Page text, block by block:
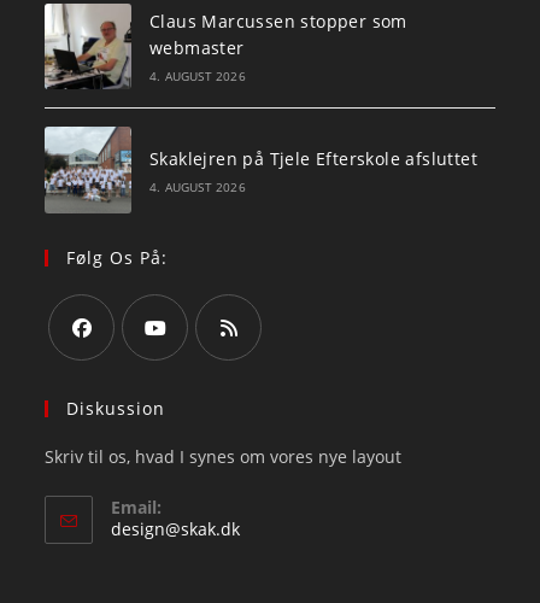
Claus Marcussen stopper som
webmaster
4. AUGUST 2026
Skaklejren på Tjele Efterskole afsluttet
4. AUGUST 2026
Følg Os På:
in
new
tab
in
new
new
Diskussion
Skriv til os, hvad I synes om vores nye layout
Email:
design@skak.dkOpens